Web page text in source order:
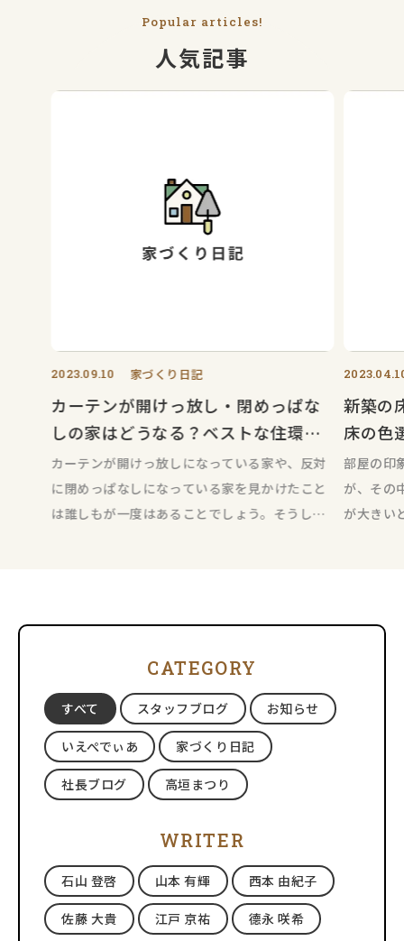
Popular articles!
人気記事
2023.09.10 家づくり日記
カーテンが開けっ放し・閉めっぱな
しの家はどうなる？ベストな住環境
のために！
カーテンが開けっ放しになっている家や、反対
に閉めっぱなしになっている家を見かけたこと
は誰しもが一度はあることでしょう。そうした
新築の
床の色
部屋の印
が、その
が大きい
CATEGORY
すべて スタッフブログ お知らせ
いえぺでぃあ 家づくり日記
社長ブログ 高垣まつり
WRITER
石山 登啓 山本 有輝 西本 由紀子
佐藤 大貴 江戸 京祐 德永 咲希